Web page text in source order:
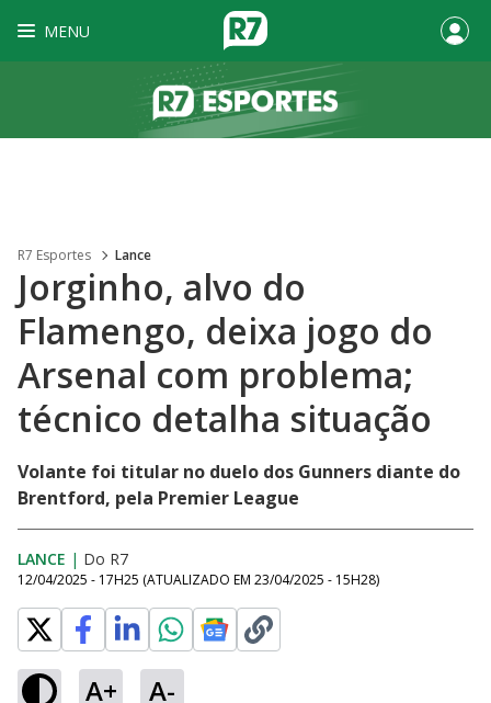
MENU
R7 Esportes Lance
Jorginho, alvo do
Flamengo, deixa jogo do
Arsenal com problema;
técnico detalha situação
Volante foi titular no duelo dos Gunners diante do
Brentford, pela Premier League
LANCE | Do R7
12/04/2025 - 17H25 (ATUALIZADO EM 23/04/2025 - 15H28)
A+ A-